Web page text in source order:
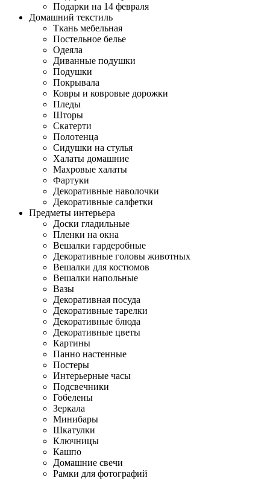
Подарки на 14 февраля
Домашний текстиль
Ткань мебельная
Постельное белье
Одеяла
Диванные подушки
Подушки
Покрывала
Ковры и ковровые дорожки
Пледы
Шторы
Скатерти
Полотенца
Сидушки на стулья
Халаты домашние
Махровые халаты
Фартуки
Декоративные наволочки
Декоративные салфетки
Предметы интерьера
Доски гладильные
Пленки на окна
Вешалки гардеробные
Декоративные головы животных
Вешалки для костюмов
Вешалки напольные
Вазы
Декоративная посуда
Декоративные тарелки
Декоративные блюда
Декоративные цветы
Картины
Панно настенные
Постеры
Интерьерные часы
Подсвечники
Гобелены
Зеркала
Минибары
Шкатулки
Ключницы
Кашпо
Домашние свечи
Рамки для фотографий